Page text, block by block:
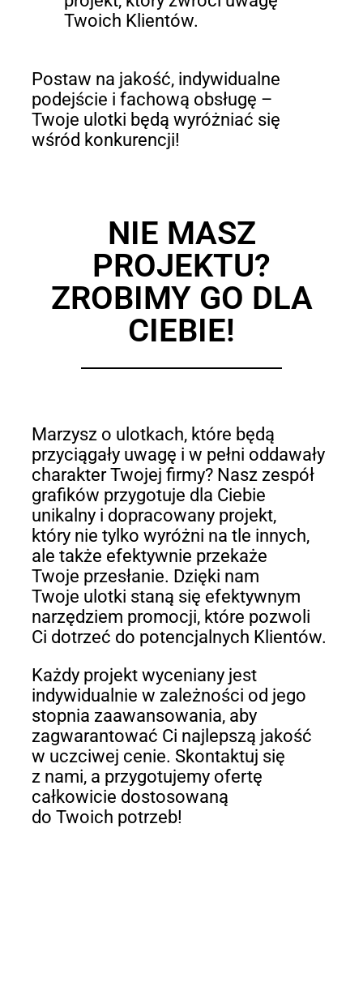
Twoich Klientów.
Postaw na jakość, indywidualne
podejście i fachową obsługę –
Twoje ulotki będą wyróżniać się
wśród konkurencji!
NIE MASZ
PROJEKTU?
ZROBIMY GO DLA
CIEBIE!
Marzysz o ulotkach, które będą
przyciągały uwagę i w pełni oddawały
charakter Twojej firmy? Nasz zespół
grafików przygotuje dla Ciebie
unikalny i dopracowany projekt,
który nie tylko wyróżni na tle innych,
ale także efektywnie przekaże
Twoje przesłanie. Dzięki nam
Twoje ulotki staną się efektywnym
narzędziem promocji, które pozwoli
Ci dotrzeć do potencjalnych Klientów.
Każdy projekt wyceniany jest
indywidualnie w zależności od jego
stopnia zaawansowania, aby
zagwarantować Ci najlepszą jakość
w uczciwej cenie. Skontaktuj się
z nami, a przygotujemy ofertę
całkowicie dostosowaną
do Twoich potrzeb!